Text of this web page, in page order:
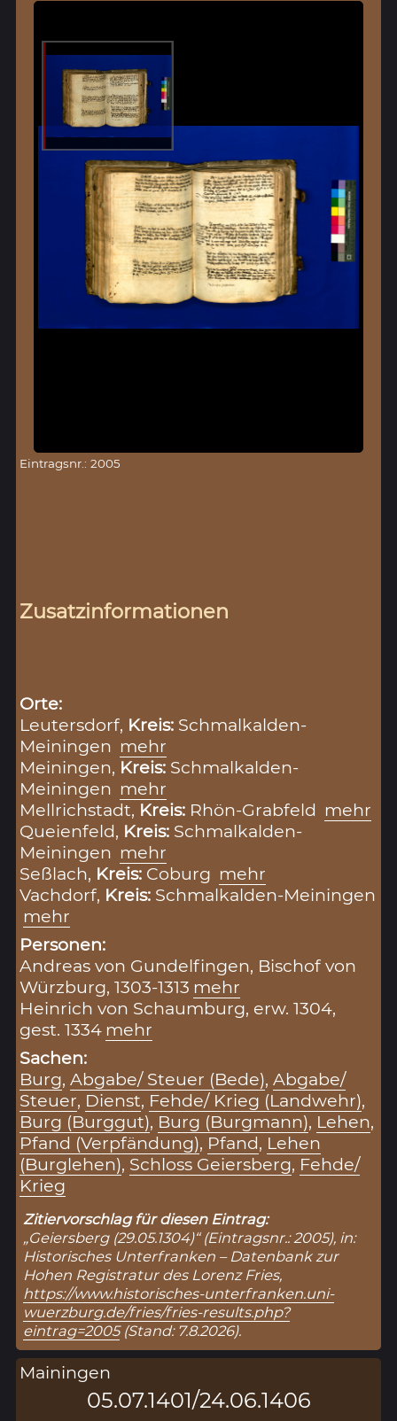
Eintragsnr.: 2005
Zusatzinformationen
Orte:
Leutersdorf, Kreis: Schmalkalden-
Meiningen mehr
Meiningen, Kreis: Schmalkalden-
Meiningen mehr
Mellrichstadt, Kreis: Rhön-Grabfeld mehr
Queienfeld, Kreis: Schmalkalden-
Meiningen mehr
Seßlach, Kreis: Coburg mehr
Vachdorf, Kreis: Schmalkalden-Meiningen
mehr
Personen:
Andreas von Gundelfingen, Bischof von
Würzburg, 1303-1313 mehr
Heinrich von Schaumburg, erw. 1304,
gest. 1334 mehr
Sachen:
Burg,Abgabe/ Steuer (Bede),Abgabe/
Steuer, Dienst, Fehde/ Krieg (Landwehr),
Burg (Burggut), Burg (Burgmann), Lehen,
Pfand (Verpfändung), Pfand, Lehen
(Burglehen), Schloss Geiersberg, Fehde/
Krieg
Zitiervorschlag für diesen Eintrag:
„Geiersberg (29.05.1304)“ (Eintragsnr.: 2005), in:
Historisches Unterfranken – Datenbank zur
Hohen Registratur des Lorenz Fries,
https://www.historisches-unterfranken.uni-
wuerzburg.de/fries/fries-results.php?
eintrag=2005(Stand: 7.8.2026).
Mainingen
05.07.1401/24.06.1406